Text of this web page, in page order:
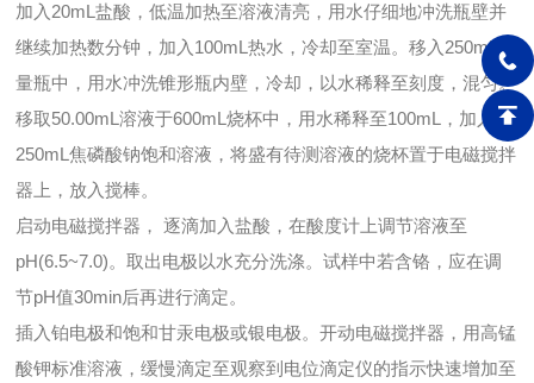
加入20mL盐酸，低温加热至溶液清亮，用水仔细地冲洗瓶壁并
继续加热数分钟，加入100mL热水，冷却至室温。移入250mL容
量瓶中，用水冲洗锥形瓶内壁，冷却，以水稀释至刻度，混匀。
移取50.00mL溶液于600mL烧杯中，用水稀释至100mL，加入
250mL焦磷酸钠饱和溶液，将盛有待测溶液的烧杯置于电磁搅拌
器上，放入搅棒。
启动电磁搅拌器， 逐滴加入盐酸，在酸度计上调节溶液至
pH(6.5~7.0)。取出电极以水充分洗涤。试样中若含铬，应在调
节pH值30min后再进行滴定。
插入铂电极和饱和甘汞电极或银电极。开动电磁搅拌器，用高锰
酸钾标准溶液，缓慢滴定至观察到电位滴定仪的指示快速增加至